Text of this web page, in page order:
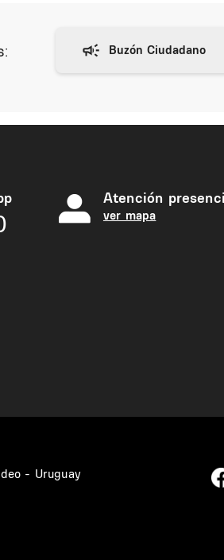
Atención
ver mapa
- Uruguay